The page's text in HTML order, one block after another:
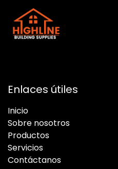
Ir al contenido
Enlaces útiles
Inicio
Sobre nosotros
Productos
Servicios
Contáctanos